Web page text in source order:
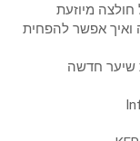
ואיך אפשר להפחית
שיער חדשה